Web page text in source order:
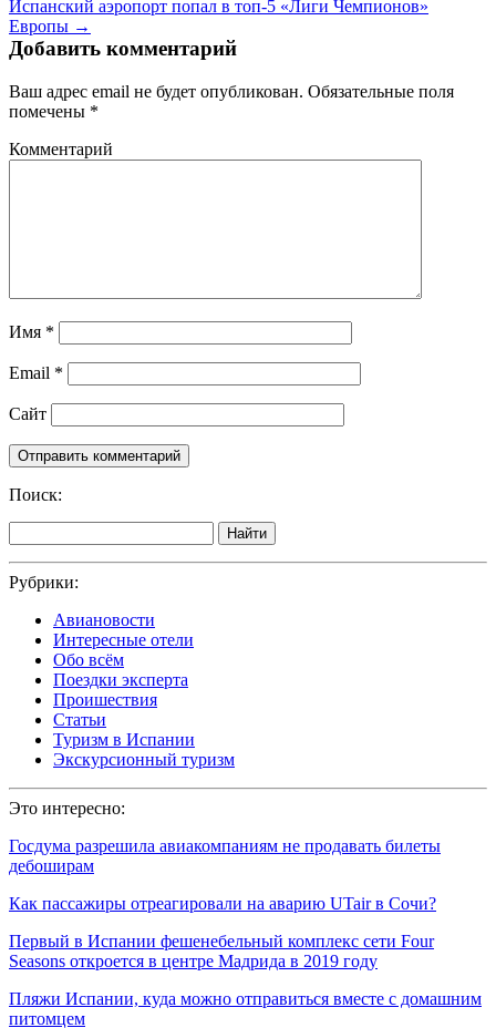
Испанский аэропорт попал в топ-5 «Лиги Чемпионов»
Европы →
Добавить комментарий
Ваш адрес email не будет опубликован. Обязательные поля
помечены *
Комментарий
Имя *
Email *
Сайт
Поиск:
Найти
Рубрики:
Авиановости
Интересные отели
Обо всём
Поездки эксперта
Проишествия
Статьи
Туризм в Испании
Экскурсионный туризм
Это интересно:
Госдума разрешила авиакомпаниям не продавать билеты
дебоширам
Как пассажиры отреагировали на аварию UTair в Сочи?
Первый в Испании фешенебельный комплекс сети Four
Seasons откроется в центре Мадрида в 2019 году
Пляжи Испании, куда можно отправиться вместе с домашним
питомцем